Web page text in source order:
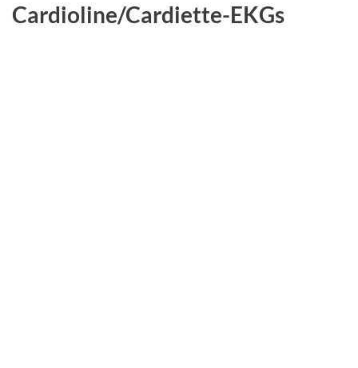
Cardioline/Cardiette-EKGs